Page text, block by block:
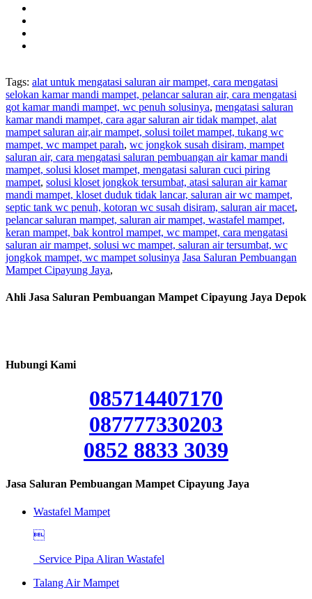
Tags: alat untuk mengatasi saluran air mampet, cara mengatasi
selokan kamar mandi mampet, pelancar saluran air, cara mengatasi
got kamar mandi mampet, wc penuh solusinya, mengatasi saluran
kamar mandi mampet, cara agar saluran air tidak mampet, alat
mampet saluran air,air mampet, solusi toilet mampet, tukang wc
mampet, wc mampet parah, wc jongkok susah disiram, mampet
saluran air, cara mengatasi saluran pembuangan air kamar mandi
mampet, solusi kloset mampet, mengatasi saluran cuci piring
mampet, solusi kloset jongkok tersumbat, atasi saluran air kamar
mandi mampet, kloset duduk tidak lancar, saluran air wc mampet,
septic tank wc penuh, kotoran wc susah disiram, saluran air macet,
pelancar saluran mampet, saluran air mampet, wastafel mampet,
keran mampet, bak kontrol mampet, wc mampet, cara mengatasi
saluran air mampet, solusi wc mampet, saluran air tersumbat, wc
jongkok mampet, wc mampet solusinya Jasa Saluran Pembuangan
Mampet Cipayung Jaya,
Ahli Jasa Saluran Pembuangan Mampet Cipayung Jaya Depok
Hubungi Kami
085714407170
087777330203
0852 8833 3039
Jasa Saluran Pembuangan Mampet Cipayung Jaya
Wastafel Mampet

Service Pipa Aliran Wastafel
Talang Air Mampet